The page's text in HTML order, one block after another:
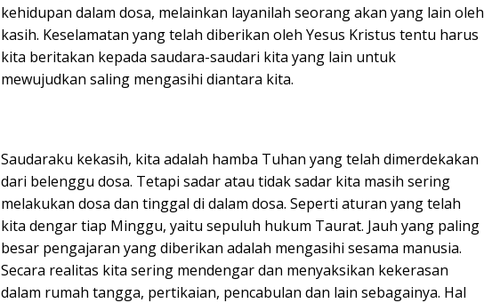
kehidupan dalam dosa, melainkan layanilah seorang akan yang lain oleh
kasih. Keselamatan yang telah diberikan oleh Yesus Kristus tentu harus
kita beritakan kepada saudara-saudari kita yang lain untuk
mewujudkan saling mengasihi diantara kita.
Saudaraku kekasih, kita adalah hamba Tuhan yang telah dimerdekakan
dari belenggu dosa. Tetapi sadar atau tidak sadar kita masih sering
melakukan dosa dan tinggal di dalam dosa. Seperti aturan yang telah
kita dengar tiap Minggu, yaitu sepuluh hukum Taurat. Jauh yang paling
besar pengajaran yang diberikan adalah mengasihi sesama manusia.
Secara realitas kita sering mendengar dan menyaksikan kekerasan
dalam rumah tangga, pertikaian, pencabulan dan lain sebagainya. Hal